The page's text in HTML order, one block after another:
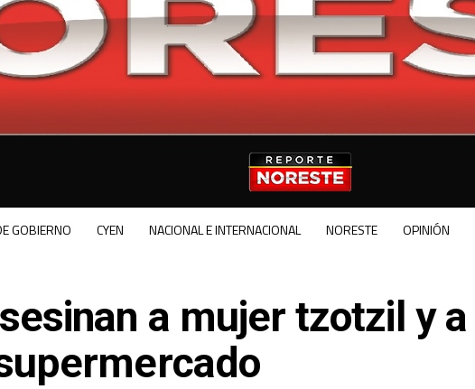
GOBIERNO CYEN NACIONAL E INTERNACIONAL NORESTE OPINIÓN
a mujer tzotzil y a